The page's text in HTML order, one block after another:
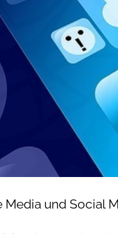
Media und Social